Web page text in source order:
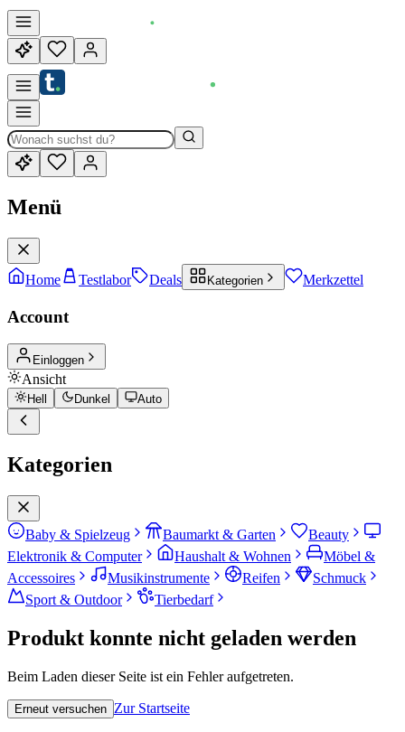
Menü
Home Testlabor Deals Kategorien Merkzettel
Account
Einloggen
Ansicht
Hell Dunkel Auto
Kategorien
Baby & Spielzeug Baumarkt & Garten
Beauty
Elektronik & Computer
Haushalt & Wohnen
Möbel &
Accessoires
Musikinstrumente Reifen
Schmuck
Sport & Outdoor
Tierbedarf
Produkt konnte nicht geladen werden
Beim Laden dieser Seite ist ein Fehler aufgetreten.
Erneut versuchen Zur Startseite